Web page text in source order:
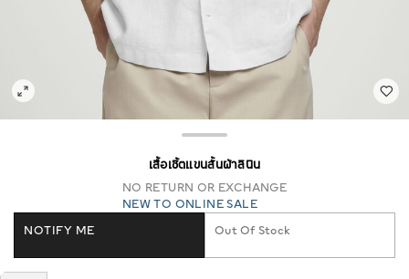
เสื้อเชิ้ตแขนสั้นผ้าลินิน
NO RETURN OR EXCHANGE
NEW TO ONLINE SALE
Out Of Stock
NOTIFY ME